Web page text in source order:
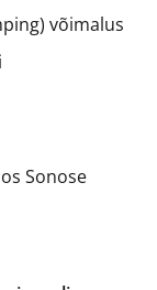
võimalus
Sonose